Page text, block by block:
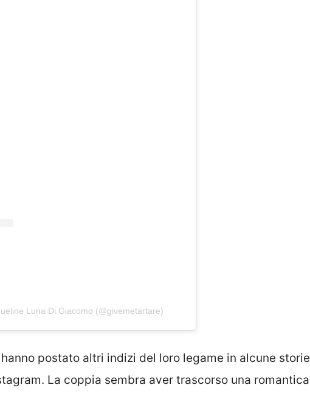
Luna Di Giacomo (@givemetartare)
postato altri indizi del loro legame in alcune storie
La coppia sembra aver trascorso una romantica